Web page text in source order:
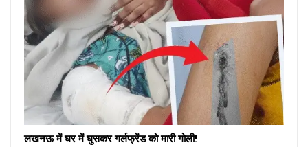
लखनऊ में घर में घुसकर गर्लफ्रेंड को मारी गोली!